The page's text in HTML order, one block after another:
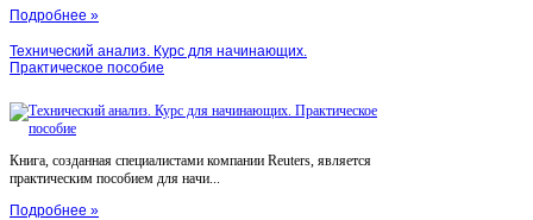
Подробнее »
Технический анализ. Курс для начинающих.
Практическое пособие
Книга, созданная специалистами компании Reuters, является
практическим пособием для начи...
Подробнее »